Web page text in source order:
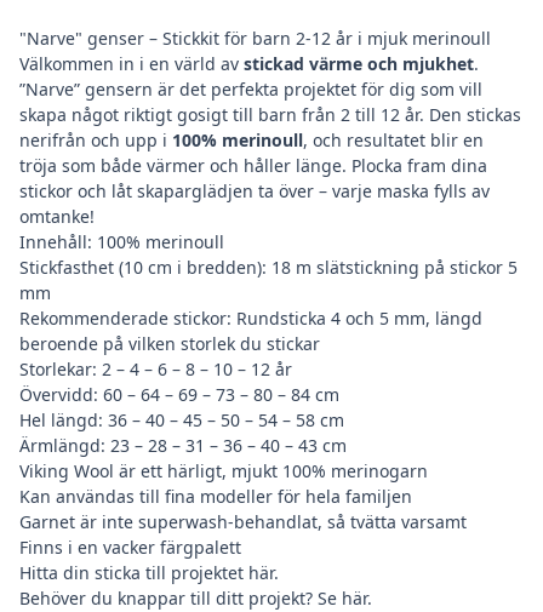
"Narve" genser – Stickkit för barn 2-12 år i mjuk merinoull
Välkommen in i en värld av stickad värme och mjukhet.
”Narve” gensern är det perfekta projektet för dig som vill
skapa något riktigt gosigt till barn från 2 till 12 år. Den stickas
nerifrån och upp i 100% merinoull, och resultatet blir en
tröja som både värmer och håller länge. Plocka fram dina
stickor och låt skaparglädjen ta över – varje maska fylls av
omtanke!
Innehåll: 100% merinoull
Stickfasthet (10 cm i bredden): 18 m slätstickning på stickor 5
mm
Rekommenderade stickor: Rundsticka 4 och 5 mm, längd
beroende på vilken storlek du stickar
Storlekar: 2 – 4 – 6 – 8 – 10 – 12 år
Övervidd: 60 – 64 – 69 – 73 – 80 – 84 cm
Hel längd: 36 – 40 – 45 – 50 – 54 – 58 cm
Ärmlängd: 23 – 28 – 31 – 36 – 40 – 43 cm
Viking Wool är ett härligt, mjukt 100% merinogarn
Kan användas till fina modeller för hela familjen
Garnet är inte superwash-behandlat, så tvätta varsamt
Finns i en vacker färgpalett
Hitta din sticka till projektet här.
Behöver du knappar till ditt projekt? Se här.